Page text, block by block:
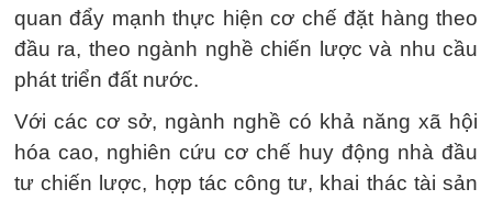
quan đẩy mạnh thực hiện cơ chế đặt hàng theo
đầu ra, theo ngành nghề chiến lược và nhu cầu
phát triển đất nước.
Với các cơ sở, ngành nghề có khả năng xã hội
hóa cao, nghiên cứu cơ chế huy động nhà đầu
tư chiến lược, hợp tác công tư, khai thác tài sản